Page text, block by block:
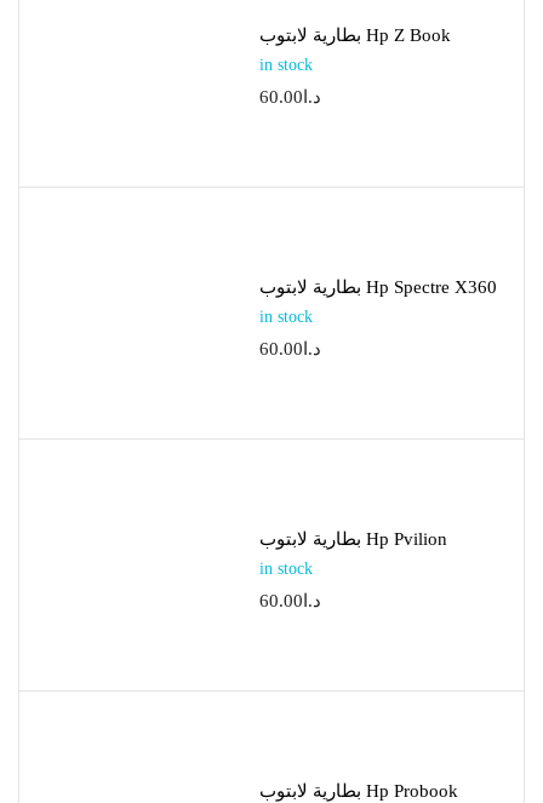
بطارية لابتوب Hp Z Book
in stock
د.ا 60.00
بطارية لابتوب Hp Spectre X360
in stock
د.ا 60.00
بطارية لابتوب Hp Pvilion
in stock
د.ا 60.00
بطارية لابتوب Hp Probook